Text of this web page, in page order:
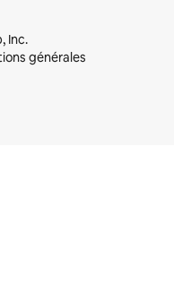
Inc.
générales